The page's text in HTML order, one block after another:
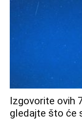
Izgovorite ovih
gledajte što će